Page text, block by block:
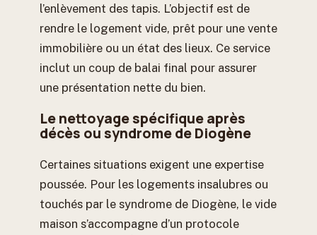
l’enlèvement des tapis. L’objectif est de
rendre le logement vide, prêt pour une vente
immobilière ou un état des lieux. Ce service
inclut un coup de balai final pour assurer
une présentation nette du bien.
Le nettoyage spécifique après
décès ou syndrome de Diogène
Certaines situations exigent une expertise
poussée. Pour les logements insalubres ou
touchés par le syndrome de Diogène, le vide
maison s’accompagne d’un protocole